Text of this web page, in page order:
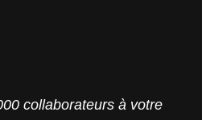
collaborateurs à votre